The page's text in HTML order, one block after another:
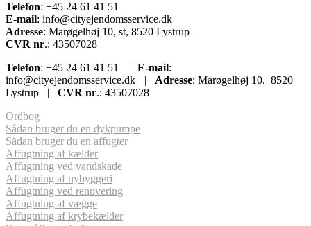
Telefon: +45 24 61 41 51
E-mail: info@cityejendomsservice.dk
Adresse: Marøgelhøj 10, st, 8520 Lystrup
CVR nr.: 43507028
Telefon: +45 24 61 41 51 | E-mail:
info@cityejendomsservice.dk
| Adresse: Marøgelhøj 10, 8520
Lystrup | CVR nr.: 43507028
Ordbog
Sådan bruger du en dykpumpe
Sådan bruger du en affugter
Affugtning af kælder
Affugtning ved vandskade
Affugtning af nybyggeri
Affugtning ved renovering
Affugtning af vægge
Affugtning af krybekælder